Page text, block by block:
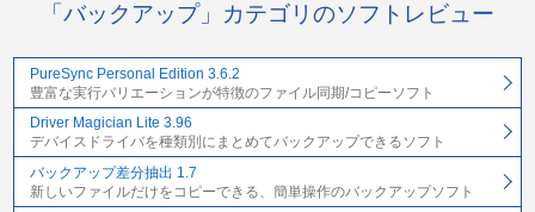
「バックアップ」カテゴリのソフトレビュー
PureSync Personal Edition 3.6.2
豊富な実行バリエーションが特徴のファイル同期/コピーソフト
Driver Magician Lite 3.96
デバイスドライバを種類別にまとめてバックアップできるソフト
バックアップ差分抽出 1.7
新しいファイルだけをコピーできる、簡単操作のバックアップソフト